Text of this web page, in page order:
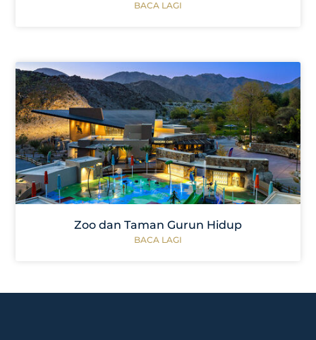
BACA LAGI
Zoo dan Taman Gurun Hidup
BACA LAGI